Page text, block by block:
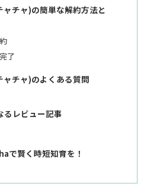
チャ)の簡単な解約方法と
了
チャ)のよくある質問
るレビュー記事
で賢く時短知育を！